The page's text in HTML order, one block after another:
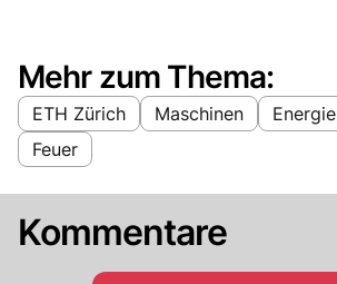
Mehr zum Thema:
ETH Zürich Maschinen Energie
Feuer
Kommentare